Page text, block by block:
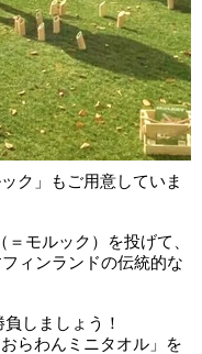
ク」もご用意していま
モルック）を投げて、
ィンランドの伝統的な
しましょう！
らわんミニタオル」を